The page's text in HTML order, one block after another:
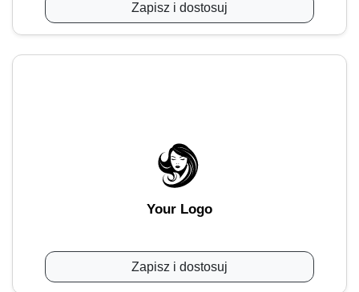
Zapisz i dostosuj
Your Logo
Zapisz i dostosuj